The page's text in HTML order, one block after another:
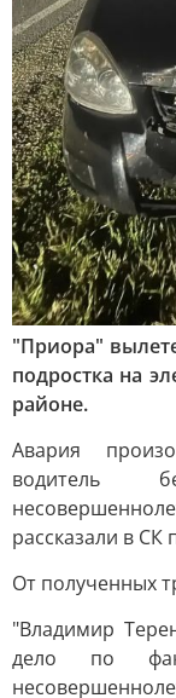
"Приора"
подростка на
районе.
Авария
водитель
рассказали в
От полученных
"Владимир
дело по